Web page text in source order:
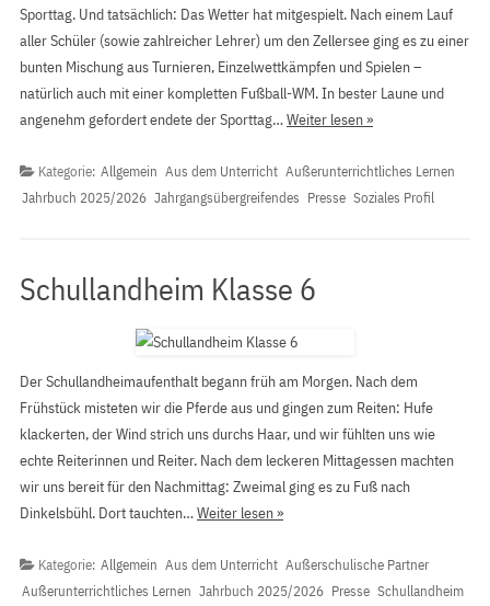
Sporttag. Und tatsächlich: Das Wetter hat mitgespielt. Nach einem Lauf
aller Schüler (sowie zahlreicher Lehrer) um den Zellersee ging es zu einer
bunten Mischung aus Turnieren, Einzelwettkämpfen und Spielen –
natürlich auch mit einer kompletten Fußball-WM. In bester Laune und
angenehm gefordert endete der Sporttag…Weiter lesen »
Kategorie: Allgemein Aus dem Unterricht Außerunterrichtliches Lernen
Jahrbuch 2025/2026 Jahrgangsübergreifendes Presse Soziales Profil
Schullandheim Klasse 6
Der Schullandheimaufenthalt begann früh am Morgen. Nach dem
Frühstück misteten wir die Pferde aus und gingen zum Reiten: Hufe
klackerten, der Wind strich uns durchs Haar, und wir fühlten uns wie
echte Reiterinnen und Reiter. Nach dem leckeren Mittagessen machten
wir uns bereit für den Nachmittag: Zweimal ging es zu Fuß nach
Dinkelsbühl. Dort tauchten…Weiter lesen »
Kategorie: Allgemein Aus dem Unterricht Außerschulische Partner
Außerunterrichtliches Lernen Jahrbuch 2025/2026 Presse Schullandheim